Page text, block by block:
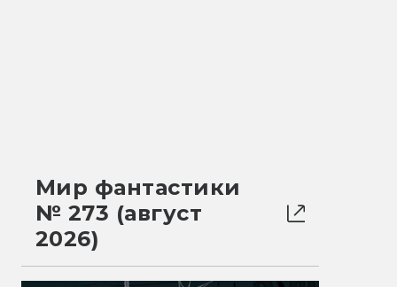
Мир фантастики
№ 273 (август
2026)